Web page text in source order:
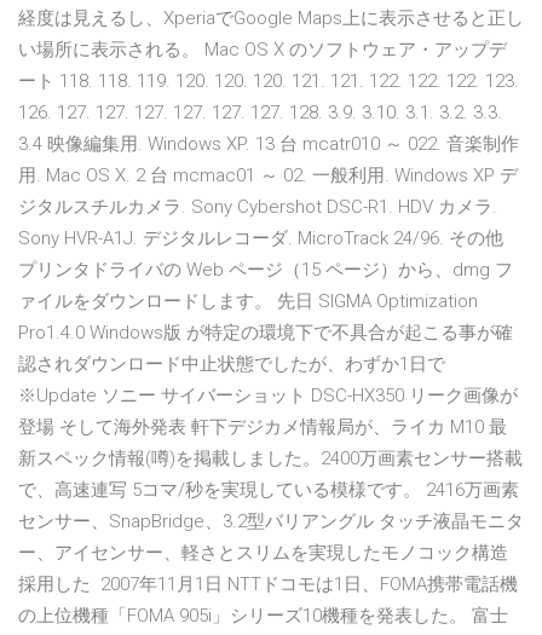
経度は見えるし、XperiaでGoogle Maps上に表示させると正し
い場所に表示される。 Mac OS X のソフトウェア・アップデ
ート 118. 118. 119. 120. 120. 120. 121. 121. 122. 122. 122. 123.
126. 127. 127. 127. 127. 127. 127. 128. 3.9. 3.10. 3.1. 3.2. 3.3.
3.4 映像編集用. Windows XP. 13 台 mcatr010 ～ 022. 音楽制作
用. Mac OS X. 2 台 mcmac01 ～ 02. 一般利用. Windows XP デ
ジタルスチルカメラ. Sony Cybershot DSC-R1. HDV カメラ.
Sony HVR-A1J. デジタルレコーダ. MicroTrack 24/96. その他
プリンタドライバの Web ページ（15 ページ）から、dmg フ
ァイルをダウンロードします。 先日 SIGMA Optimization
Pro1.4.0 Windows版 が特定の環境下で不具合が起こる事が確
認されダウンロード中止状態でしたが、わずか1日で
※Update ソニー サイバーショット DSC-HX350 リーク画像が
登場 そして海外発表 軒下デジカメ情報局が、ライカ M10 最
新スペック情報(噂)を掲載しました。2400万画素センサー搭載
で、高速連写 5コマ/秒を実現している模様です。 2416万画素
センサー、SnapBridge、3.2型バリアングル タッチ液晶モニタ
ー、アイセンサー、軽さとスリムを実現したモノコック構造
採用した 2007年11月1日 NTTドコモは1日、FOMA携帯電話機
の上位機種「FOMA 905i」シリーズ10機種を発表した。 富士